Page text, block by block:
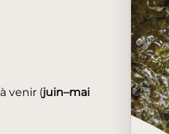
venir (juin–mai